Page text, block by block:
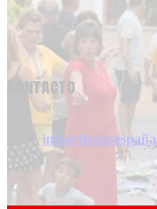
Contacto
info@fiestasespaña